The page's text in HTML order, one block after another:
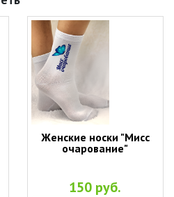
Женские носки "Мисс
очарование"
150 руб.